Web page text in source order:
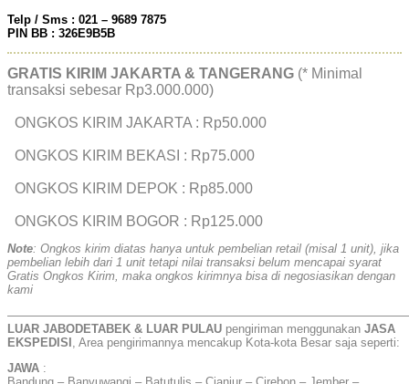
Telp / Sms : 021 – 9689 7875
PIN BB : 326E9B5B
GRATIS KIRIM JAKARTA & TANGERANG (* Minimal
transaksi sebesar Rp3.000.000)
ONGKOS KIRIM JAKARTA : Rp50.000
ONGKOS KIRIM BEKASI : Rp75.000
ONGKOS KIRIM DEPOK : Rp85.000
ONGKOS KIRIM BOGOR : Rp125.000
Note: Ongkos kirim diatas hanya untuk pembelian retail (misal 1 unit), jika
pembelian lebih dari 1 unit tetapi nilai transaksi belum mencapai syarat
Gratis Ongkos Kirim, maka ongkos kirimnya bisa di negosiasikan dengan
kami
LUAR JABODETABEK & LUAR PULAU pengiriman menggunakan JASA
EKSPEDISI , Area pengirimannya mencakup Kota-kota Besar saja seperti:
JAWA :